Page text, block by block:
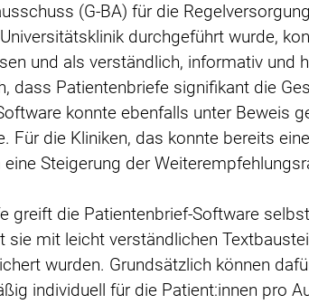
(G-BA) für die
durchgeführt wurde,
und als verständlich, informativ und
dass Patientenbriefe signifikant die
konnte ebenfalls unter Beweis
Für die Kliniken, das konnte bereits
Steigerung der
greift die Patientenbrief-Software
mit leicht verständlichen
wurden. Grundsätzlich können
individuell für die Patient:innen pro